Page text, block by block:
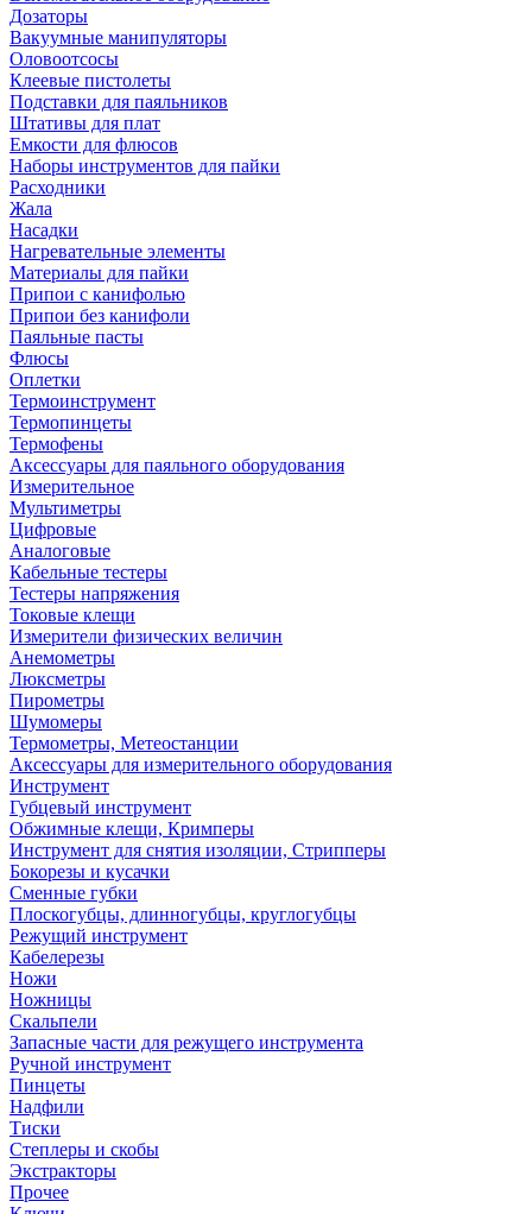
Дозаторы
Вакуумные манипуляторы
Оловоотсосы
Клеевые пистолеты
Подставки для паяльников
Штативы для плат
Емкости для флюсов
Наборы инструментов для пайки
Расходники
Жала
Насадки
Нагревательные элементы
Материалы для пайки
Припои с канифолью
Припои без канифоли
Паяльные пасты
Флюсы
Оплетки
Термоинструмент
Термопинцеты
Термофены
Аксессуары для паяльного оборудования
Измерительное
Мультиметры
Цифровые
Аналоговые
Кабельные тестеры
Тестеры напряжения
Токовые клещи
Измерители физических величин
Анемометры
Люксметры
Пирометры
Шумомеры
Термометры, Метеостанции
Аксессуары для измерительного оборудования
Инструмент
Губцевый инструмент
Обжимные клещи, Кримперы
Инструмент для снятия изоляции, Стрипперы
Бокорезы и кусачки
Сменные губки
Плоскогубцы, длинногубцы, круглогубцы
Режущий инструмент
Кабелерезы
Ножи
Ножницы
Скальпели
Запасные части для режущего инструмента
Ручной инструмент
Пинцеты
Надфили
Тиски
Степлеры и скобы
Экстракторы
Прочее